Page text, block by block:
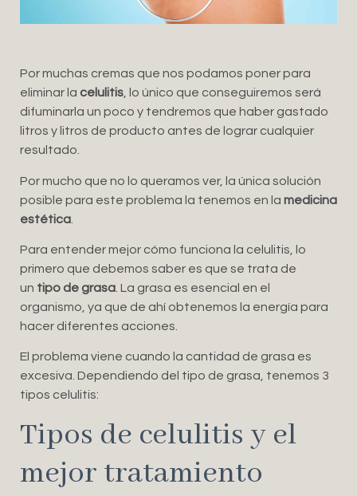
Por muchas cremas que nos podamos poner para
eliminar la celulitis, lo único que conseguiremos será
difuminarla un poco y tendremos que haber gastado
litros y litros de producto antes de lograr cualquier
resultado.
Por mucho que no lo queramos ver, la única solución
posible para este problema la tenemos en la medicina
estética
Para entender mejor cómo funciona la celulitis, lo
primero que debemos saber es que se trata de
un tipo de grasa . La grasa es esencial en el
organismo, ya que de ahí obtenemos la energía para
hacer diferentes acciones.
El problema viene cuando la cantidad de grasa es
excesiva. Dependiendo del tipo de grasa, tenemos 3
tipos celulitis:
Tipos de celulitis y el
mejor tratamiento